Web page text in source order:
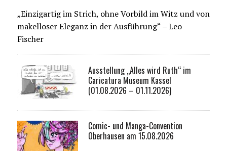
„Einzigartig im Strich, ohne Vorbild im Witz und von
makelloser Eleganz in der Ausführung“ – Leo
Fischer
Ausstellung „Alles wird Ruth“ im
Caricatura Museum Kassel
(01.08.2026 – 01.11.2026)
Comic- und Manga-Convention
Oberhausen am 15.08.2026